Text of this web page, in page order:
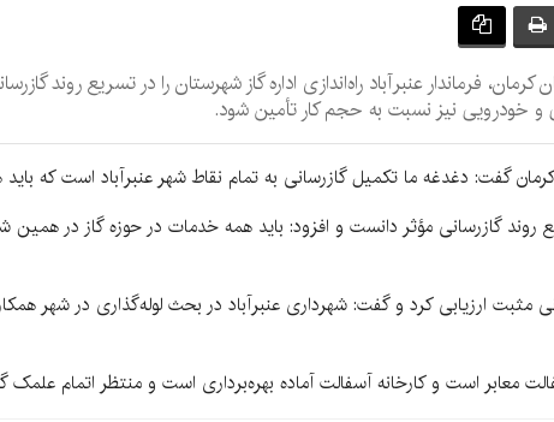
فرماندار عنبرآباد راه‌اندازی اداره گاز شهرستان را در تسریع روند
و خودرویی نیز نسبت به حجم کار تأمین شود.
گفت: دغدغه ما تکمیل گازرسانی به تمام نقاط شهر عنبرآباد است که
روند گازرسانی مؤثر دانست و افزود: باید همه خدمات در حوزه گاز در
مثبت ارزیابی کرد و گفت: شهرداری عنبرآباد در بحث لوله‌گذاری در شهر
معابر است و کارخانه آسفالت آماده بهره‌برداری است و منتظر اتمام